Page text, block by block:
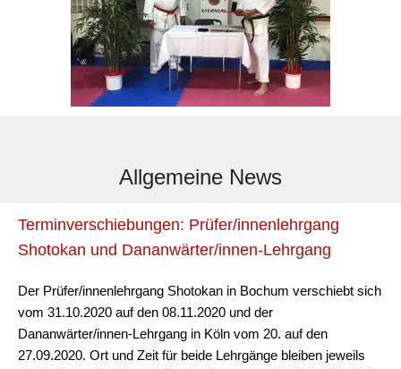
Allgemeine News
Terminverschiebungen: Prüfer/innenlehrgang
Shotokan und Dananwärter/innen-Lehrgang
Der Prüfer/innenlehrgang Shotokan in Bochum verschiebt sich
vom 31.10.2020 auf den 08.11.2020 und der
Dananwärter/innen-Lehrgang in Köln vom 20. auf den
27.09.2020. Ort und Zeit für beide Lehrgänge bleiben jeweils